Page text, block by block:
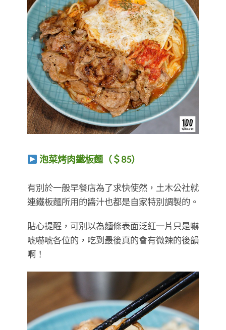
泡菜烤肉鐵板麵（＄85）
​​​​​​​有別於一般早餐店為了求快使然，土木公社就
連鐵板麵所用的醬汁也都是自家特別調製的。
貼心提醒，可別以為麵條表面泛紅一片只是嚇
唬嚇唬各位的，吃到最後真的會有微辣的後韻
啊！